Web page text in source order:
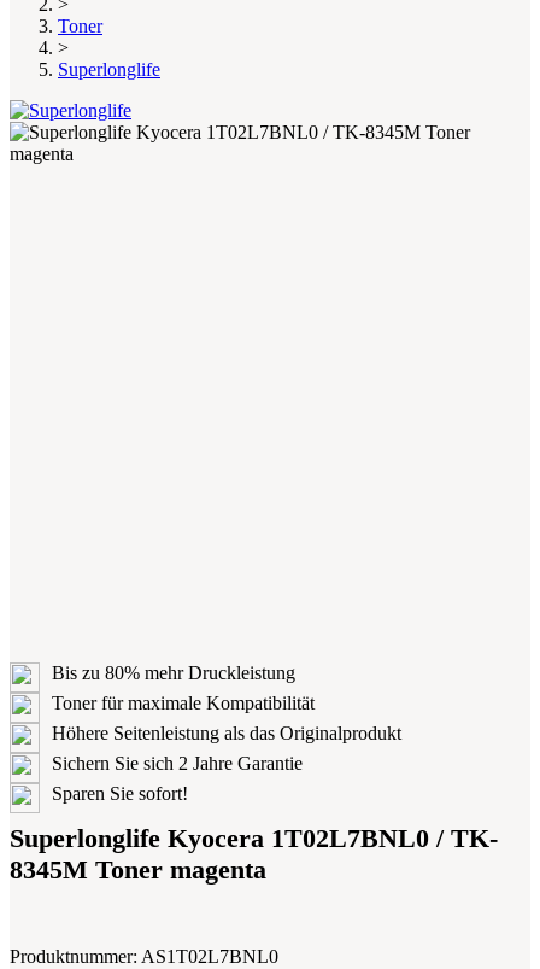
>
Toner
>
Superlonglife
Bis zu 80% mehr Druckleistung
Toner für maximale Kompatibilität
Höhere Seitenleistung als das Originalprodukt
Sichern Sie sich 2 Jahre Garantie
Sparen Sie sofort!
Superlonglife Kyocera 1T02L7BNL0 / TK-
8345M Toner magenta
Produktnummer: AS1T02L7BNL0